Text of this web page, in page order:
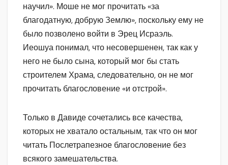
научил». Моше не мог прочитать «за
благодатную, добрую Землю», поскольку ему не
было позволено войти в Эрец Исраэль.
Иеошуа понимал, что несовершенен, так как у
него не было сына, который мог бы стать
строителем Храма, следовательно, он не мог
прочитать благословение «и отстрой».
Только в Давиде сочетались все качества,
которых не хватало остальным, так что он мог
читать Послетрапезное благословение без
всякого замешательства.